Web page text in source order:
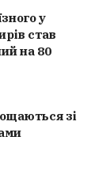
у
став
на 80
зі